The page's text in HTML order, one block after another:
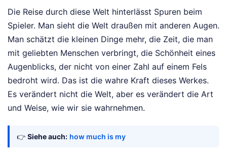
Die Reise durch diese Welt hinterlässt Spuren beim
Spieler. Man sieht die Welt draußen mit anderen Augen.
Man schätzt die kleinen Dinge mehr, die Zeit, die man
mit geliebten Menschen verbringt, die Schönheit eines
Augenblicks, der nicht von einer Zahl auf einem Fels
bedroht wird. Das ist die wahre Kraft dieses Werkes.
Es verändert nicht die Welt, aber es verändert die Art
und Weise, wie wir sie wahrnehmen.
👉 Siehe auch: how much is my